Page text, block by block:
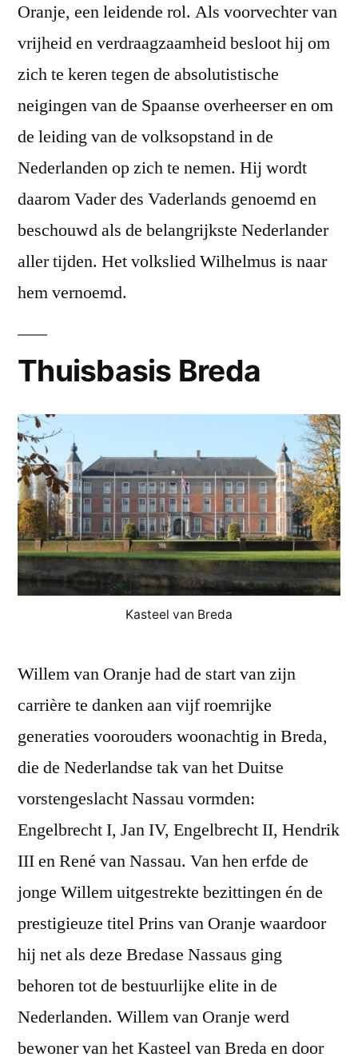
Oranje, een leidende rol. Als voorvechter van
vrijheid en verdraagzaamheid besloot hij om
zich te keren tegen de absolutistische
neigingen van de Spaanse overheerser en om
de leiding van de volksopstand in de
Nederlanden op zich te nemen. Hij wordt
daarom Vader des Vaderlands genoemd en
beschouwd als de belangrijkste Nederlander
aller tijden. Het volkslied Wilhelmus is naar
hem vernoemd.
Thuisbasis Breda
Kasteel van Breda
Willem van Oranje had de start van zijn
carrière te danken aan vijf roemrijke
generaties voorouders woonachtig in Breda,
die de Nederlandse tak van het Duitse
vorstengeslacht Nassau vormden:
Engelbrecht I, Jan IV, Engelbrecht II, Hendrik
III en René van Nassau. Van hen erfde de
jonge Willem uitgestrekte bezittingen én de
prestigieuze titel Prins van Oranje waardoor
hij net als deze Bredase Nassaus ging
behoren tot de bestuurlijke elite in de
Nederlanden. Willem van Oranje werd
bewoner van het Kasteel van Breda en door